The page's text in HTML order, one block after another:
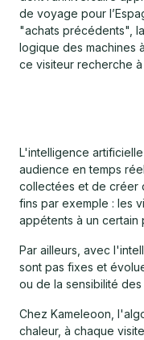
de voyage pour
"achats précédents",
logique des machines
ce visiteur recherche à
L'intelligence
audience en temps
collectées et de créer
fins par exemple : les
appétents à un certain
Par ailleurs, avec
sont pas fixes et
ou de la sensibilité des
Chez Kameleoon,
chaleur, à chaque